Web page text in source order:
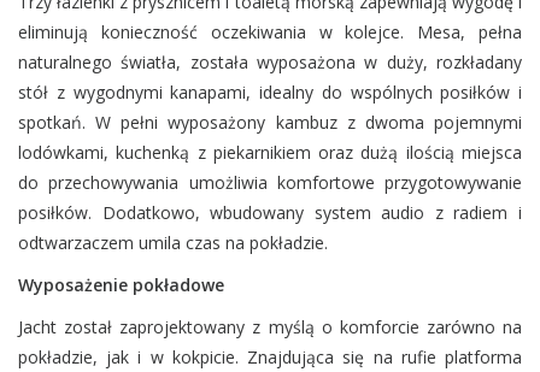
eliminują konieczność oczekiwania w kolejce. Mesa, pełna
naturalnego światła, została wyposażona w duży, rozkładany
stół z wygodnymi kanapami, idealny do wspólnych posiłków i
spotkań. W pełni wyposażony kambuz z dwoma pojemnymi
lodówkami, kuchenką z piekarnikiem oraz dużą ilością miejsca
do przechowywania umożliwia komfortowe przygotowywanie
posiłków. Dodatkowo, wbudowany system audio z radiem i
odtwarzaczem umila czas na pokładzie.
Wyposażenie pokładowe
Jacht został zaprojektowany z myślą o komforcie zarówno na
pokładzie, jak i w kokpicie. Znajdująca się na rufie platforma